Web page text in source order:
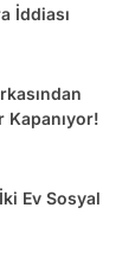
İddiası
Kapanıyor!
Ev Sosyal